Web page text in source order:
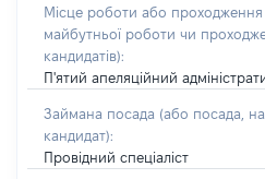
Місце роботи або
майбутньої роботи чи
кандидатів):
П'ятий апеляційний
Займана посада (або посада,
кандидат):
Провідний спеціаліст